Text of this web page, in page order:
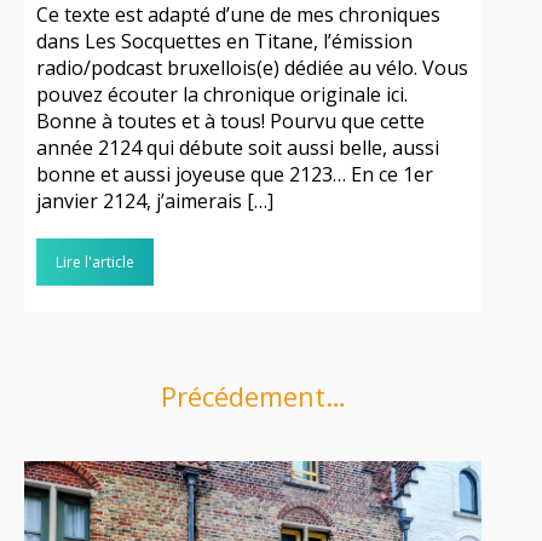
Ce texte est adapté d’une de mes chroniques
dans Les Socquettes en Titane, l’émission
radio/podcast bruxellois(e) dédiée au vélo. Vous
pouvez écouter la chronique originale ici.
Bonne à toutes et à tous! Pourvu que cette
année 2124 qui débute soit aussi belle, aussi
bonne et aussi joyeuse que 2123… En ce 1er
janvier 2124, j’aimerais […]
Lire l'article
Précédement…